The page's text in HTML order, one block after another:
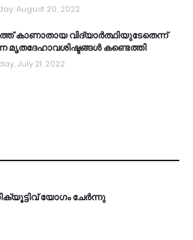
August 20, 2022
കാണാതായ വിദ്യാർത്ഥിയുടേതെന്ന്
മൃതദേഹാവശിഷ്ടങ്ങൾ കണ്ടെത്തി
July 21, 2022
യോഗം ചേർന്നു